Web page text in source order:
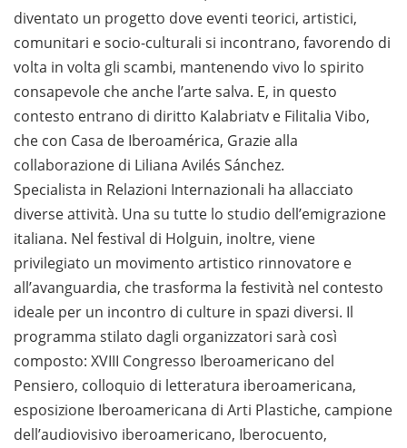
diventato un progetto dove eventi teorici, artistici,
comunitari e socio-culturali si incontrano, favorendo di
volta in volta gli scambi, mantenendo vivo lo spirito
consapevole che anche l’arte salva. E, in questo
contesto entrano di diritto Kalabriatv e Filitalia Vibo,
che con Casa de Iberoamérica, Grazie alla
collaborazione di Liliana Avilés Sánchez.
Specialista in Relazioni Internazionali ha allacciato
diverse attività. Una su tutte lo studio dell’emigrazione
italiana. Nel festival di Holguin, inoltre, viene
privilegiato un movimento artistico rinnovatore e
all’avanguardia, che trasforma la festività nel contesto
ideale per un incontro di culture in spazi diversi. Il
programma stilato dagli organizzatori sarà così
composto: XVIII Congresso Iberoamericano del
Pensiero, colloquio di letteratura iberoamericana,
esposizione Iberoamericana di Arti Plastiche, campione
dell’audiovisivo iberoamericano, Iberocuento,